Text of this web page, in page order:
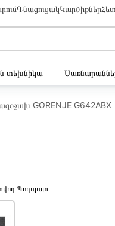
ԳնացուցակԿարծիքներ
տեխնիկա
GORENJE G642ABX
Պողպատ